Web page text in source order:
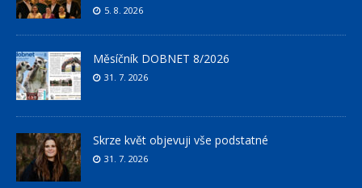
5. 8. 2026
Měsíčník DOBNET 8/2026
31. 7. 2026
Skrze květ objevuji vše podstatné
31. 7. 2026